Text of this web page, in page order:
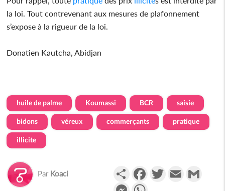
la loi. Tout contrevenant aux mesures de plafonnement
s’expose à la rigueur de la loi.
Donatien Kautcha, Abidjan
huile de palme Koumassi BCR saisie
bidons véreux commerçants pratique
illicite
Par Koaci PartagerFacebookTwitterEmail
Messenger